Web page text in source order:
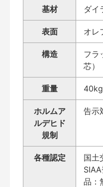
基材 ダイ
表面 オレ
構造
フラ
芯）
重量 40kg
ホルムア
ルデヒド
規制
告示
各種認定
国土
品：